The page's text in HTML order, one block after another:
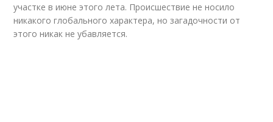
участке в июне этого лета. Происшествие не носило
никакого глобального характера, но загадочности от
этого никак не убавляется.